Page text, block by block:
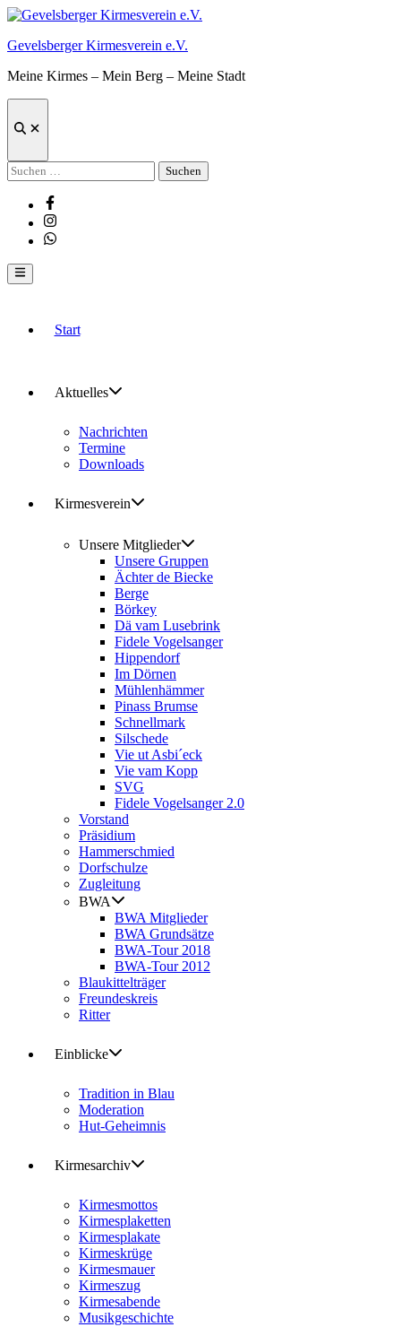
Zum
springen
Gevelsberger Kirmesverein e.V.
Meine Kirmes – Mein Berg – Meine Stadt
Suche
Suchen
nach:
Facebook
Instagram
Whatsapp
Hauptmenü
Start
Aktuelles
Nachrichten
Termine
Downloads
Kirmesverein
Unsere Mitglieder
Unsere Gruppen
Ächter de Biecke
Berge
Börkey
Dä vam Lusebrink
Fidele Vogelsanger
Hippendorf
Im Dörnen
Mühlenhämmer
Pinass Brumse
Schnellmark
Silschede
Vie ut Asbi´eck
Vie vam Kopp
SVG
Fidele Vogelsanger 2.0
Vorstand
Präsidium
Hammerschmied
Dorfschulze
Zugleitung
BWA
BWA Mitglieder
BWA Grundsätze
BWA-Tour 2018
BWA-Tour 2012
Blaukittelträger
Freundeskreis
Ritter
Einblicke
Tradition in Blau
Moderation
Hut-Geheimnis
Kirmesarchiv
Kirmesmottos
Kirmesplaketten
Kirmesplakate
Kirmeskrüge
Kirmesmauer
Kirmeszug
Kirmesabende
Musikgeschichte